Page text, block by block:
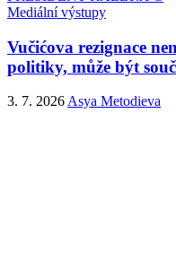
Mediální výstupy
Vučićova rezignace
politiky, může být
3. 7. 2026Asya Metodieva